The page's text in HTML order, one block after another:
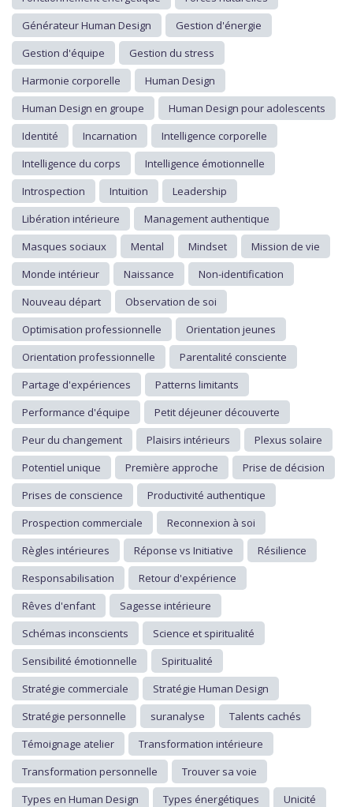
Générateur Human Design
Gestion d'énergie
Gestion d'équipe
Gestion du stress
Harmonie corporelle
Human Design
Human Design en groupe
Human Design pour adolescents
Identité
Incarnation
Intelligence corporelle
Intelligence du corps
Intelligence émotionnelle
Introspection
Intuition
Leadership
Libération intérieure
Management authentique
Masques sociaux
Mental Mindset
Mission de vie
Monde intérieur
Naissance
Non-identification
Nouveau départ
Observation de soi
Optimisation professionnelle
Orientation jeunes
Orientation professionnelle
Parentalité consciente
Partage d'expériences
Patterns limitants
Performance d'équipe
Petit déjeuner découverte
Peur du changement
Plaisirs intérieurs
Plexus solaire
Potentiel unique
Première approche
Prise de décision
Prises de conscience
Productivité authentique
Prospection commerciale
Reconnexion à soi
Règles intérieures
Réponse vs Initiative
Résilience
Responsabilisation
Retour d'expérience
Rêves d'enfant
Sagesse intérieure
Schémas inconscients
Science et spiritualité
Sensibilité émotionnelle
Spiritualité
Stratégie commerciale
Stratégie Human Design
Stratégie personnelle
suranalyse
Talents cachés
Témoignage atelier
Transformation intérieure
Transformation personnelle
Trouver sa voie
Types en Human Design
Types énergétiques
Unicité